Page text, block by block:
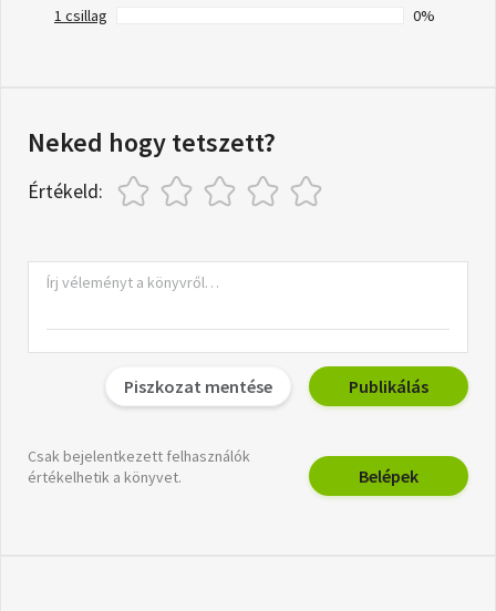
1 csillag
0%
Neked hogy tetszett?
Értékeld:
Piszkozat mentése Publikálás
Csak bejelentkezett felhasználók
értékelhetik a könyvet.
Belépek